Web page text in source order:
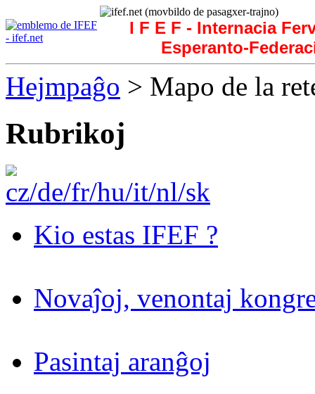
I F E F - Internacia
Esperanto-
Hejmpaĝo > Mapo de la
Rubrikoj
Kio estas IFEF ?
Novaĵoj, venontaj
Pasintaj aranĝoj